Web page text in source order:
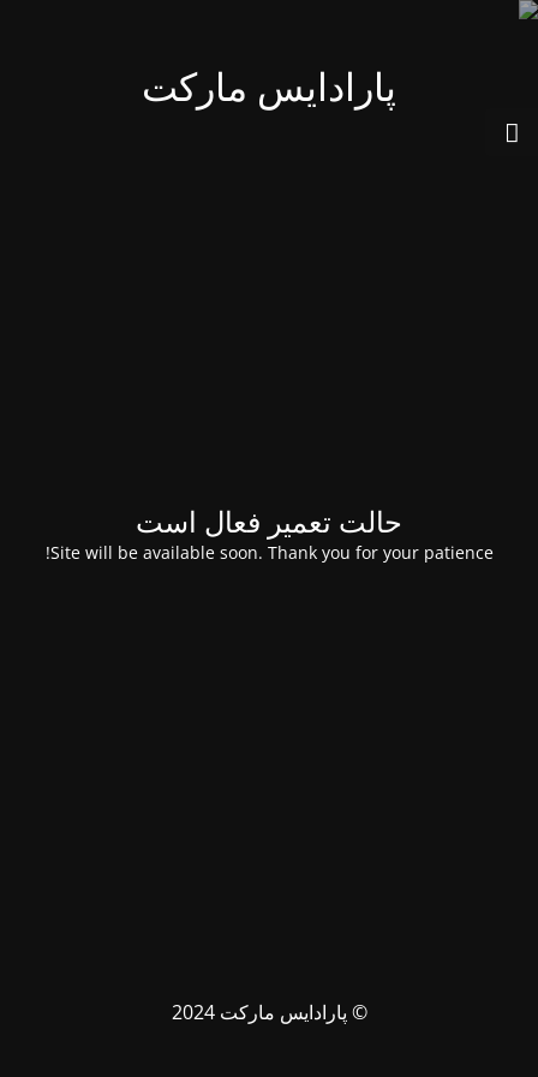
پارادایس مارکت
حالت تعمیر فعال است
Site will be available soon. Thank you for your patience!
© پارادایس مارکت 2024